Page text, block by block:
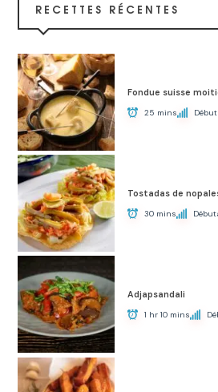
RECETTES RÉCENTES
Fondue suisse
25 mins
Tostadas de
30 mins
Adjapsandali
1 hr 10 mins